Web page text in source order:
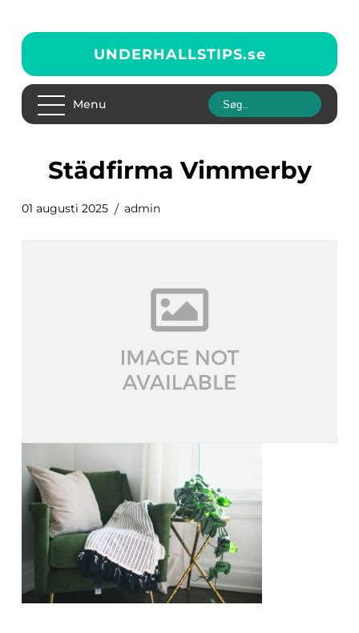
UNDERHALLSTIPS.se
Menu
städfirma Vimmerby
01 augusti 2025 admin